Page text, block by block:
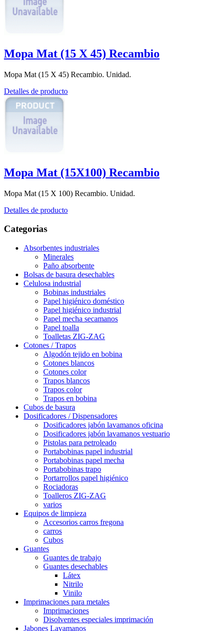
Mopa Mat (15 X 45) Recambio
Mopa Mat (15 X 45) Recambio. Unidad.
Detalles de producto
Mopa Mat (15X100) Recambio
Mopa Mat (15 X 100) Recambio. Unidad.
Detalles de producto
Categorias
Absorbentes industriales
Minerales
Paño absorbente
Bolsas de basura desechables
Celulosa industrial
Bobinas industriales
Papel higiénico doméstico
Papel higiénico industrial
Papel mecha secamanos
Papel toalla
Toalletas ZIG-ZAG
Cotones / Trapos
Algodón tejido en bobina
Cotones blancos
Cotones color
Trapos blancos
Trapos color
Trapos en bobina
Cubos de basura
Dosificadores / Dispensadores
Dosificadores jabón lavamanos oficina
Dosificadores jabón lavamanos vestuario
Pistolas para petroleado
Portabobinas papel industrial
Portabobinas papel mecha
Portabobinas trapo
Portarrollos papel higiénico
Rociadoras
Toalleros ZIG-ZAG
varios
Equipos de limpieza
Accesorios carros fregona
carros
Cubos
Guantes
Guantes de trabajo
Guantes desechables
Látex
Nitrilo
Vinilo
Imprimaciones para metales
Imprimaciones
Disolventes especiales imprimación
Jabones Lavamanos